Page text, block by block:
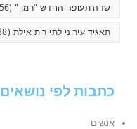
שדה תעופה החדש "רמון"(56)
תאגיד עירוני לתיירות אילת (38)
כתבות לפי נושאים
אנשים